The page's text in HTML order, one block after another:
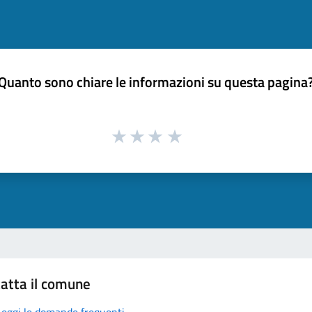
sono chiare le informazioni su questa
il comune